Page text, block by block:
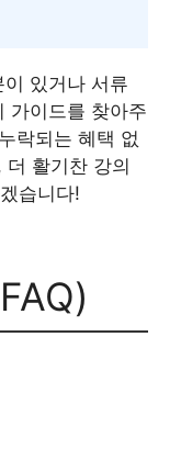
있거나 서류
가이드를 찾아주
락되는 혜택 없
활기찬 강의
습니다!